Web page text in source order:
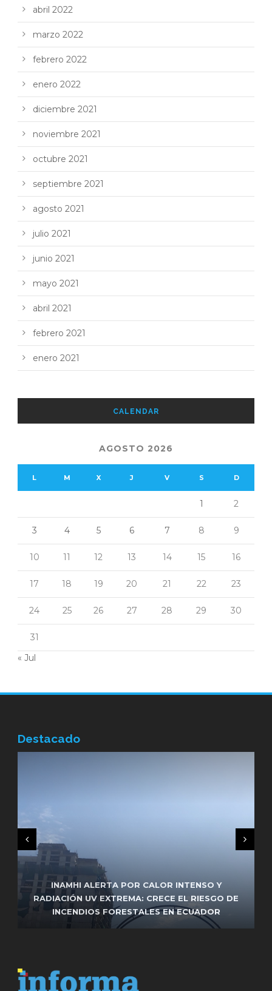
abril 2022
marzo 2022
febrero 2022
enero 2022
diciembre 2021
noviembre 2021
octubre 2021
septiembre 2021
agosto 2021
julio 2021
junio 2021
mayo 2021
abril 2021
febrero 2021
enero 2021
CALENDAR
AGOSTO 2026
L M X J V S D
1 2
3 4 5 6 7 8 9
10 11 12 13 14 15 16
17 18 19 20 21 22 23
24 25 26 27 28 29 30
31
« Jul
Destacado
INAMHI ALERTA POR CALOR INTENSO Y
RADIACIÓN UV EXTREMA: CRECE EL RIESGO DE
INCENDIOS FORESTALES EN ECUADOR
FUNCIONARIO DEL MUNICIPIO DE MANTA FUE
ASESINADO EN ATAQUE ARMADO
FRENTE DE IZQUIERDA ENCABEZADO POR
UNIDAD POPULAR RESPALDARÁ LA REELECCIÓN
DE PABEL MUÑOZ EN QUITO